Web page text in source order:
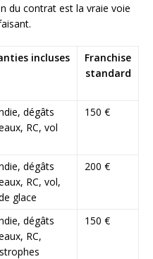
du contrat est la vraie voie
incluses
Franchise
standard
dégâts
RC, vol
150 €
dégâts
RC, vol,
glace
200 €
dégâts
RC,
150 €